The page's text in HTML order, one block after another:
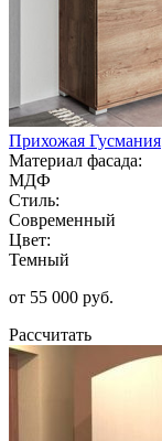
Прихожая Гусмания
Материал фасада:
МДФ
Стиль:
Современный
Цвет:
Темный
от 55 000 руб.
Рассчитать